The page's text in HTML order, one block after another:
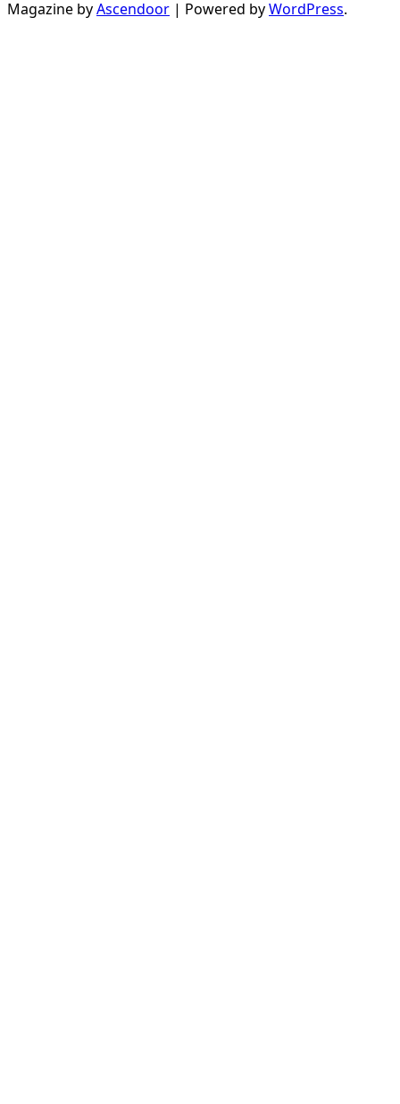
Magazine byAscendoor | Powered byWordPress.